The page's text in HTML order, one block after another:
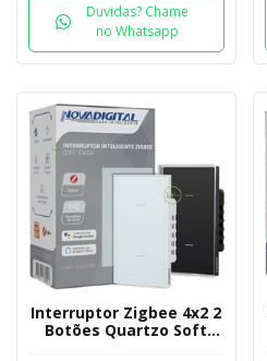
Duvidas? Chame
no Whatsapp
Interruptor Zigbee 4x2 2
Botões Quartzo Soft